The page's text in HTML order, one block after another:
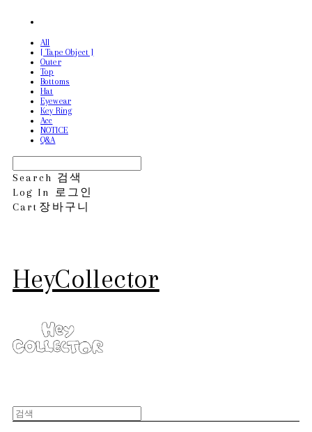
All
[ Tape Object ]
Outer
Top
Bottoms
Hat
Eyewear
Key Ring
Acc
NOTICE
Q&A
Search 검색
Log In
로그인
Cart 장바구니
HeyCollector